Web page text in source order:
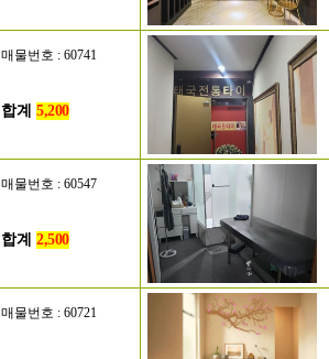
매물번호 : 60741
합계 5,200
매물번호 : 60547
합계 2,500
매물번호 : 60721